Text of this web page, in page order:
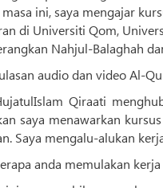
ini, saya mengajar
di Universiti Qom,
Nahjul-Balaghah
audio dan video Al-
Qiraati
saya menawarkan
Saya mengalu-alukan
anda memulakan